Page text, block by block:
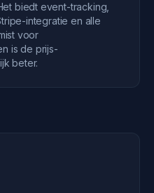
biedt event-tracking,
integratie en alle
voor
is de prijs-
beter.